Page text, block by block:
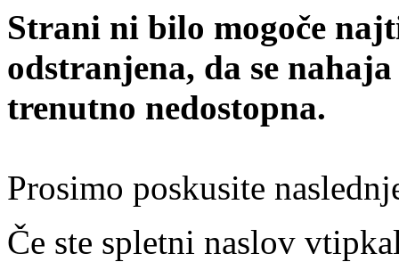
Strani ni bilo mogoče
odstranjena, da se
trenutno nedostopna.
Prosimo poskusite
Če ste spletni naslov